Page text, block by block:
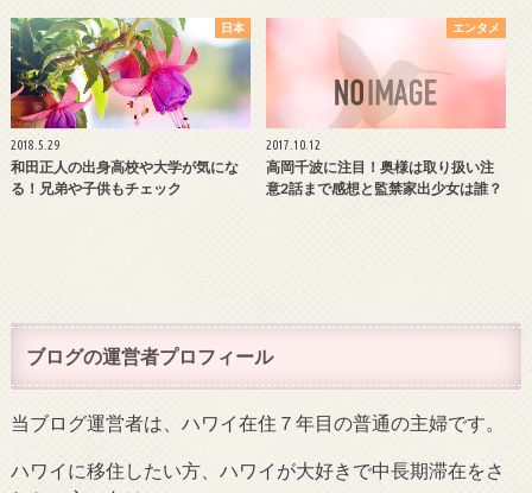
日本
2018.5.29
和田正人の出身高校や大学が気にな
る！兄弟や子供もチェック
エンタメ
2017.10.12
高岡千波に注目！奥様は取り扱い注
意2話まで感想と監禁家出少女は誰？
ブログの運営者プロフィール
当ブログ運営者は、ハワイ在住７年目の普通の主婦です。
ハワイに移住したい方、ハワイが大好きで中長期滞在をさ